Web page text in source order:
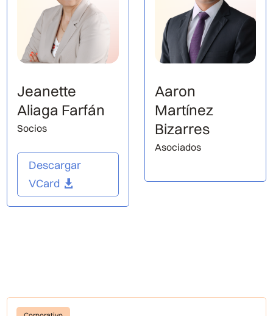
Jeanette
Aliaga Farfán
Socios
Descargar
VCard
Aaron
Martínez
Bizarres
Asociados